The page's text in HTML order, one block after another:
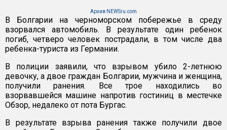
Архив NEWSru.com
В Болгарии на черноморском побережье в среду
взорвался автомобиль. В результате один ребенок
погиб, четверо человек пострадали, в том числе два
ребенка-туриста из Германии.
В полиции заявили, что взрывом убило 2-летнюю
девочку, а двое граждан Болгарии, мужчина и женщина,
получили ранения. Все трое находились во
взорвавшейся машине напротив гостиниц в местечке
Обзор, недалеко от пота Бургас.
В результате взрыва ранения также получили двое